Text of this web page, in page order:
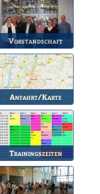
Vorstandschaft
Unsere amtierende
Vorstandschaft.
Anfahrt/Karte
So können Sie uns
erreichen.
Trainingszeiten
Bahnbelegungen der
Gruppen.